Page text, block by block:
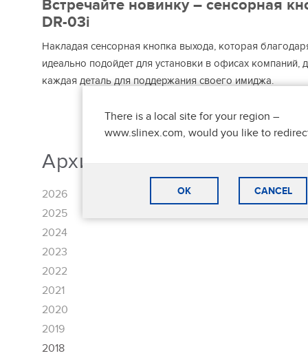
Встречайте новинку – сенсорная
DR-03i
Накладая сенсорная кнопка выхода, которая
идеально подойдет для установки в офисах компаний,
каждая деталь для поддержания своего имиджа.
Архив новостей
2026
2025
2024
2023
2022
2021
2020
2019
2018
There is a local site for your region –
www.slinex.com, would you like to
OK CANCEL